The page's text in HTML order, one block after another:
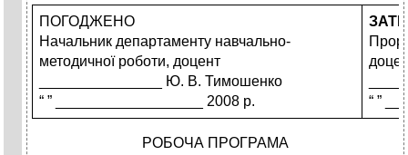
ПОГОДЖЕНО
Начальник департаменту навчально-
методичної роботи, доцент
_______________ Ю. В. Тимошенко
“ ” __________________ 2008 р.
“ ”
РОБОЧА ПРОГРАМА